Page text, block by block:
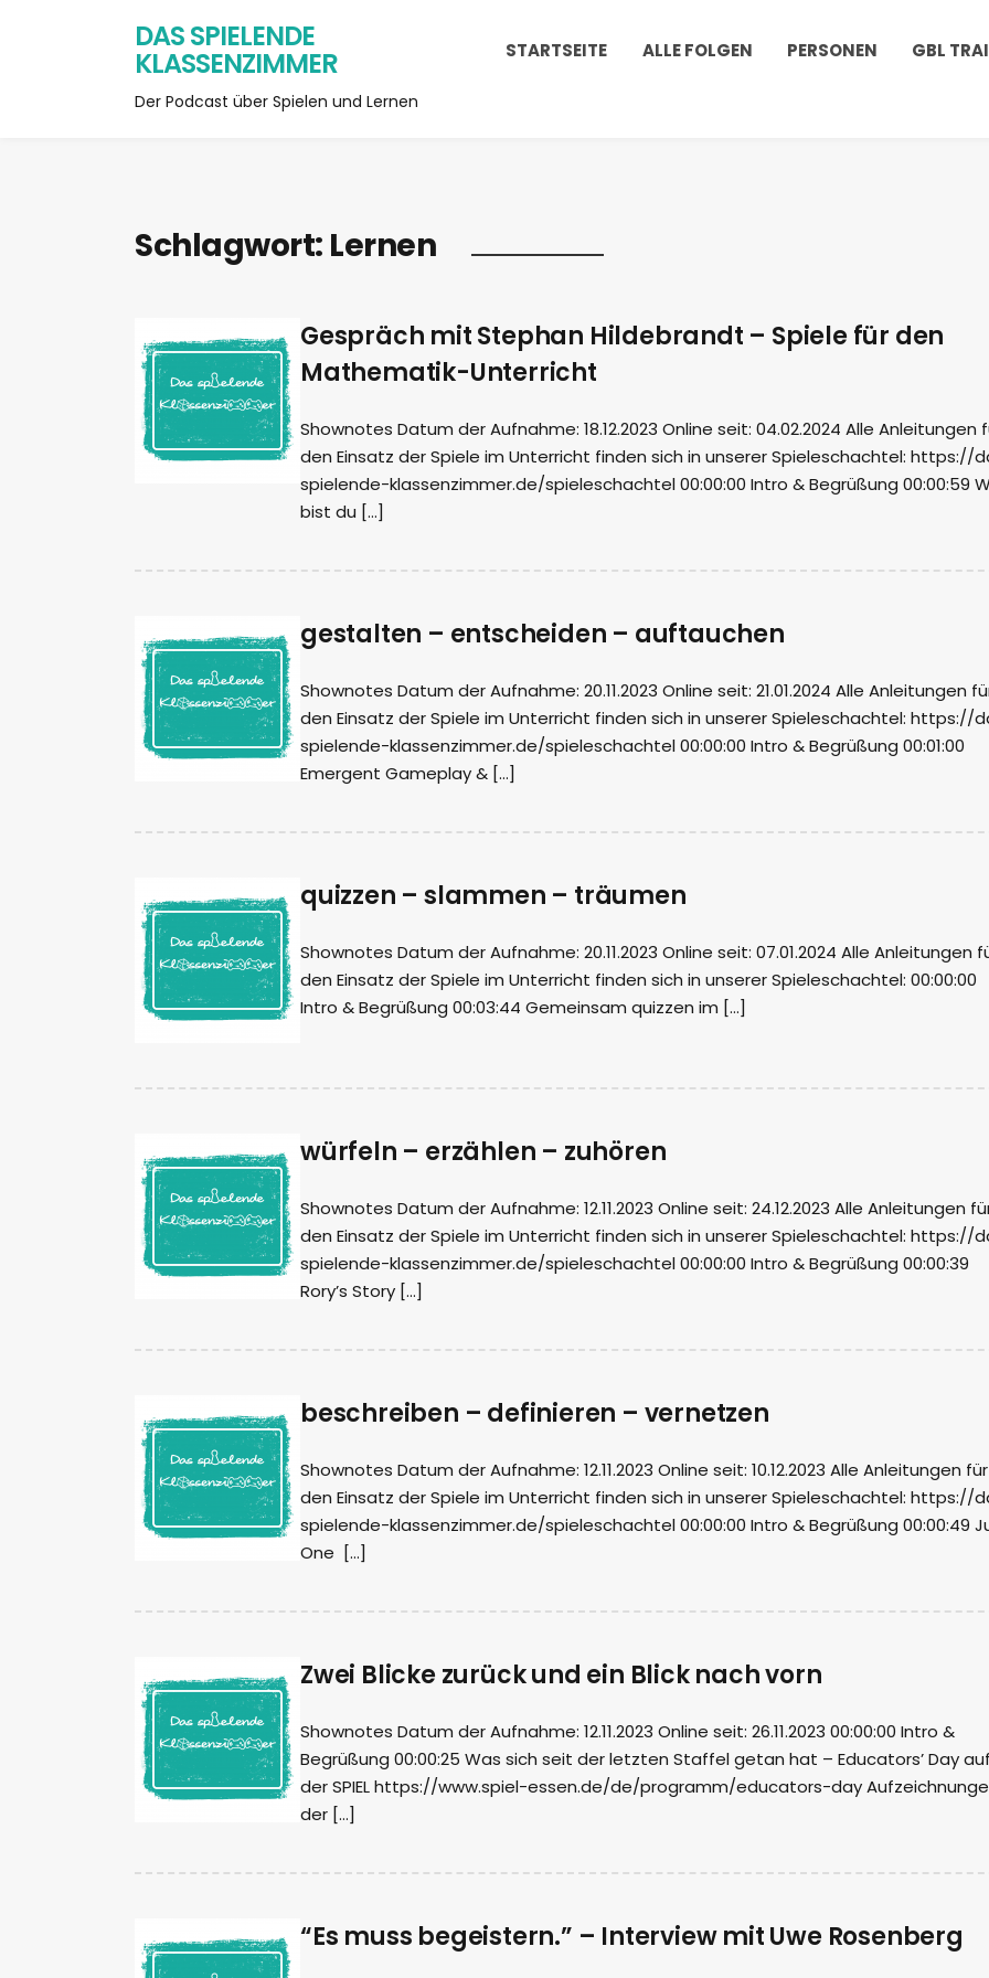
DAS SPIELENDE
KLASSENZIMMER
Der Podcast über Spielen und Lernen
STARTSEITE ALLE FOLGEN PERSONEN GBL
Schlagwort: Lernen
Gespräch mit Stephan Hildebrandt – Spiele für den
Mathematik-Unterricht
Shownotes Datum der Aufnahme: 18.12.2023 Online seit: 04.02.2024 Alle Anleitungen
den Einsatz der Spiele im Unterricht finden sich in unserer Spieleschachtel: https://
spielende-klassenzimmer.de/spieleschachtel 00:00:00 Intro & Begrüßung 00:00:59
bist du […]
gestalten – entscheiden – auftauchen
Shownotes Datum der Aufnahme: 20.11.2023 Online seit: 21.01.2024 Alle Anleitungen
den Einsatz der Spiele im Unterricht finden sich in unserer Spieleschachtel: https://
spielende-klassenzimmer.de/spieleschachtel 00:00:00 Intro & Begrüßung 00:01:00
Emergent Gameplay & […]
quizzen – slammen – träumen
Shownotes Datum der Aufnahme: 20.11.2023 Online seit: 07.01.2024 Alle Anleitungen
den Einsatz der Spiele im Unterricht finden sich in unserer Spieleschachtel: 00:00:00
Intro & Begrüßung 00:03:44 Gemeinsam quizzen im […]
würfeln – erzählen – zuhören
Shownotes Datum der Aufnahme: 12.11.2023 Online seit: 24.12.2023 Alle Anleitungen
den Einsatz der Spiele im Unterricht finden sich in unserer Spieleschachtel: https://
spielende-klassenzimmer.de/spieleschachtel 00:00:00 Intro & Begrüßung 00:00:39
Rory’s Story […]
beschreiben – definieren – vernetzen
Shownotes Datum der Aufnahme: 12.11.2023 Online seit: 10.12.2023 Alle Anleitungen für
den Einsatz der Spiele im Unterricht finden sich in unserer Spieleschachtel: https://
spielende-klassenzimmer.de/spieleschachtel 00:00:00 Intro & Begrüßung 00:00:49
One […]
Zwei Blicke zurück und ein Blick nach vorn
Shownotes Datum der Aufnahme: 12.11.2023 Online seit: 26.11.2023 00:00:00 Intro &
Begrüßung 00:00:25 Was sich seit der letzten Staffel getan hat – Educators’ Day auf
der SPIEL https://www.spiel-essen.de/de/programm/educators-day
der […]
“Es muss begeistern.” – Interview mit Uwe Rosenberg